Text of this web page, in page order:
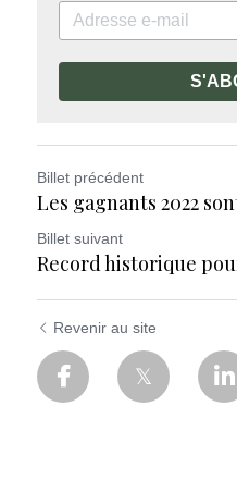
Billet précédent
Les gagnants 2022
Billet suivant
Record historique
Revenir au site